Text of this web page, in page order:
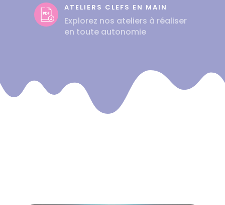
ATELIERS CLEFS EN MAIN
Explorez nos ateliers à réaliser
en toute autonomie